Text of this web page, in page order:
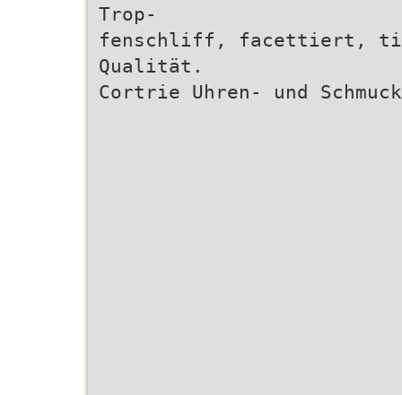
Trop-
fenschliff, facettiert,
Qualität.
Cortrie Uhren- und